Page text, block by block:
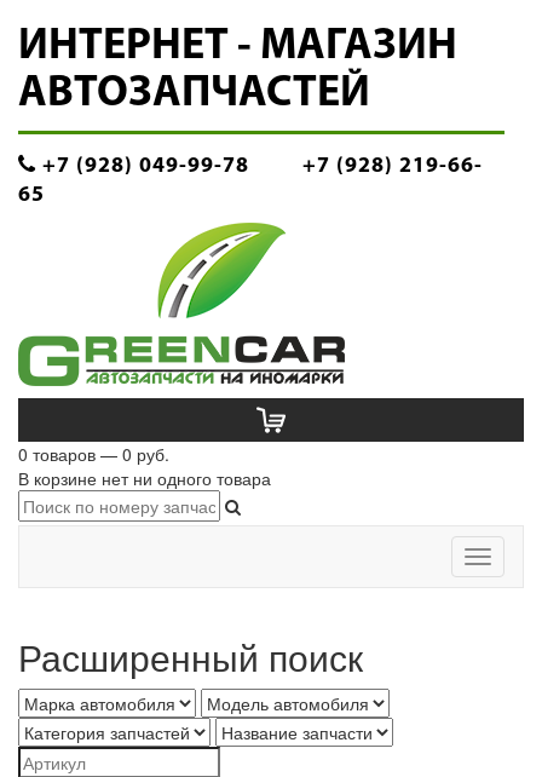
ИНТЕРНЕТ - МАГАЗИН
АВТОЗАПЧАСТЕЙ
+7 (928) 049-99-78
+7 (928) 219-66-
65
0 товаров — 0 руб.
В корзине нет ни одного товара
Toggle
Расширенный поиск